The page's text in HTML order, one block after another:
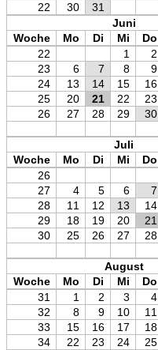
22
30
31
Juni
Woche
Mo Di Mi Do
22
1 2
23
6 7 8 9
24
13 14 15 16
25
20 21 22 23
26
27 28 29 30
Juli
Woche
Mo Di Mi Do
26
27
4 5 6 7
28
11 12 13 14
29
18 19 20 21
30
25 26 27 28
August
Woche
Mo Di Mi Do
31
1 2 3 4
32
8 9 10 11
33
15 16 17 18
34
22 23 24 25